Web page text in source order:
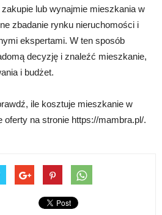
lub wynajmie mieszkania w
zbadanie rynku nieruchomości i
ekspertami. W ten sposób
decyzję i znaleźć mieszkanie,
i budżet.
ile kosztuje mieszkanie w
oferty na stronie https://mambra.pl/.